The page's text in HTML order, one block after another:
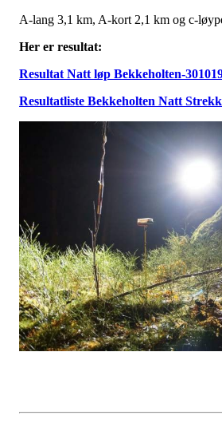
A-lang 3,1 km, A-kort 2,1 km og c-
Her er resultat:
Resultat Natt løp Bekkeholten-
Resultatliste Bekkeholten Natt